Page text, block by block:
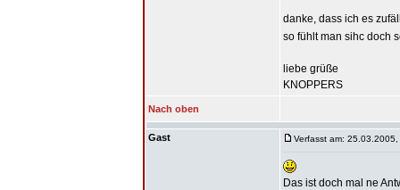
danke, dass ich es
so fühlt man sihc doch
liebe grüße
KNOPPERS
Nach oben
Gast Verfasst am:
Das ist doch mal ne